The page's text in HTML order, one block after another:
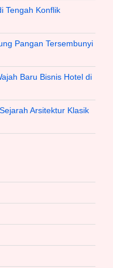
Tengah Konflik
Pangan Tersembunyi
Baru Bisnis Hotel di
Arsitektur Klasik